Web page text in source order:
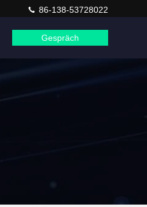
86-138-53728022
Gespräch